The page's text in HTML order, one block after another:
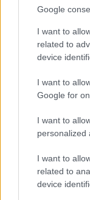
Google
I want to
related to
device
I want to
Google for
I want to
personalized
I want to
related to
device
Kedves:
Kedves
hogy
minden
Megható:
Drága
Kívánom,
örömet kapj
másoknak.